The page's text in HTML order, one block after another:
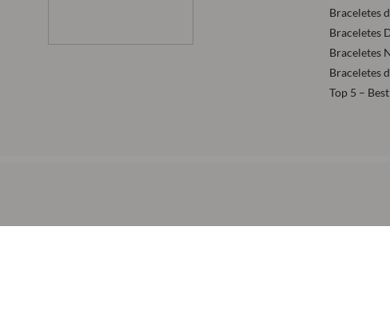
Braceletes
Braceletes
Braceletes
Braceletes
Top 5 –